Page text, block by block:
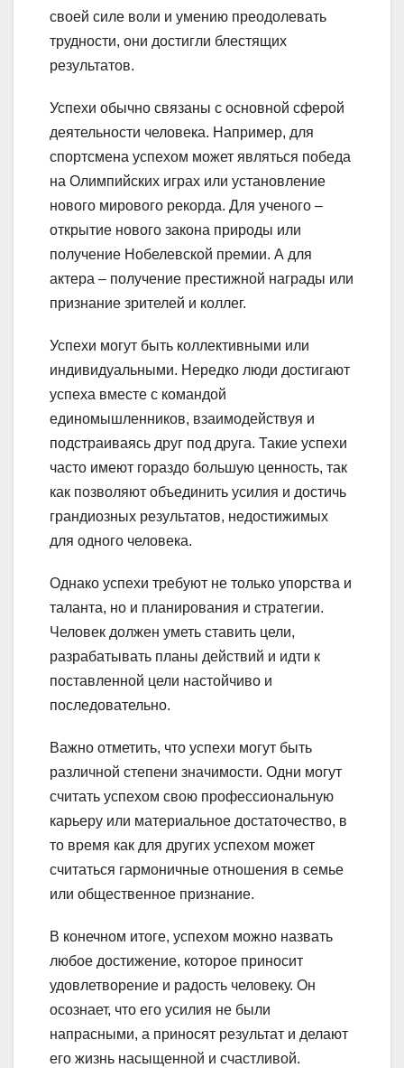
своей силе воли и умению преодолевать
трудности, они достигли блестящих
результатов.
Успехи обычно связаны с основной сферой
деятельности человека. Например, для
спортсмена успехом может являться победа
на Олимпийских играх или установление
нового мирового рекорда. Для ученого –
открытие нового закона природы или
получение Нобелевской премии. А для
актера – получение престижной награды или
признание зрителей и коллег.
Успехи могут быть коллективными или
индивидуальными. Нередко люди достигают
успеха вместе с командой
единомышленников, взаимодействуя и
подстраиваясь друг под друга. Такие успехи
часто имеют гораздо большую ценность, так
как позволяют объединить усилия и достичь
грандиозных результатов, недостижимых
для одного человека.
Однако успехи требуют не только упорства и
таланта, но и планирования и стратегии.
Человек должен уметь ставить цели,
разрабатывать планы действий и идти к
поставленной цели настойчиво и
последовательно.
Важно отметить, что успехи могут быть
различной степени значимости. Одни могут
считать успехом свою профессиональную
карьеру или материальное достаточество, в
то время как для других успехом может
считаться гармоничные отношения в семье
или общественное признание.
В конечном итоге, успехом можно назвать
любое достижение, которое приносит
удовлетворение и радость человеку. Он
осознает, что его усилия не были
напрасными, а приносят результат и делают
его жизнь насыщенной и счастливой.